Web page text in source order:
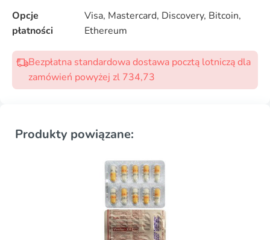
Opcje
płatności
Visa, Mastercard, Discovery, Bitcoin,
Ethereum
Bezpłatna standardowa dostawa pocztą lotniczą dla
zamówień powyżej zl 734,73
Produkty powiązane: